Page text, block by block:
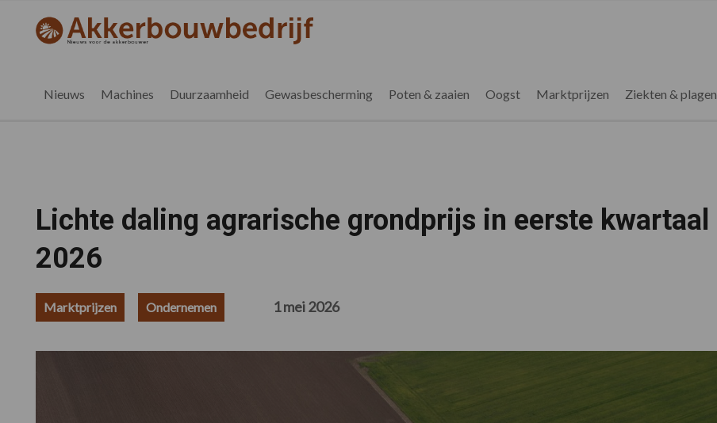
hoofdnavigatie
eerste
voettekst
akkerbouwbedrijf.nl
Nieuws Machines Duurzaamheid Gewasbescherming Poten & zaaien Oogst Marktprijzen Ziekten & plagen
Lichte daling agrarische grondprijs in eerste kwartaal
2026
Marktprijzen Ondernemen 1 mei 2026